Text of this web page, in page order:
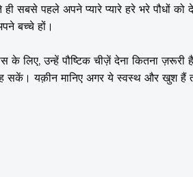
सबसे पहले अपने प्यारे प्यारे हरे भरे पौधों
बच्चे हों।
के लिए, उन्हें पौष्टिक चीज़ें देना कितना
सकें। यक़ीन मानिए अगर ये स्वस्थ और खुश हैं